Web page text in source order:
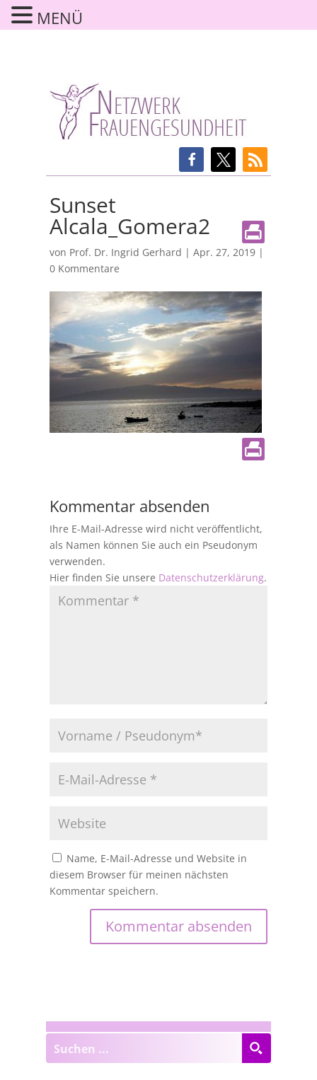
Sunset
Alcala_Gomera2
von Prof. Dr. Ingrid Gerhard | Apr. 27, 2019|
0 Kommentare
Kommentar absenden
Ihre E-Mail-Adresse wird nicht veröffentlicht,
als Namen können Sie auch ein Pseudonym
verwenden.
Hier finden Sie unsere Datenschutzerklärung.
Name, E-Mail-Adresse und Website in
diesem Browser für meinen nächsten
Kommentar speichern.
MENÜ